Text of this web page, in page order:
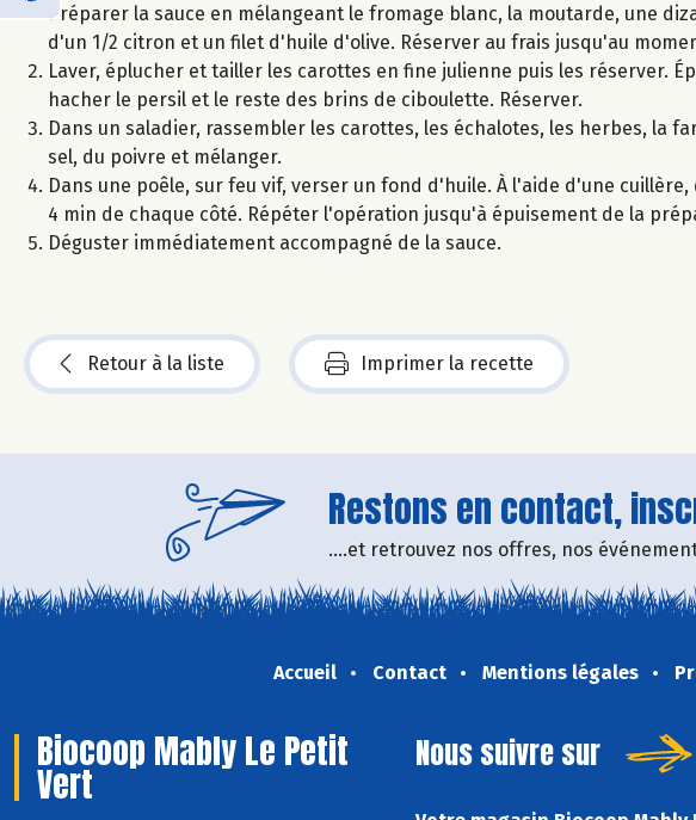
Préparer la sauce en mélangeant le fromage blanc, la moutarde, une
d'un 1/2 citron et un filet d'huile d'olive. Réserver au frais jusqu'au
Laver, éplucher et tailler les carottes en fine julienne puis les réserver.
hacher le persil et le reste des brins de ciboulette. Réserver.
Dans un saladier, rassembler les carottes, les échalotes, les herbes, la
sel, du poivre et mélanger.
Dans une poêle, sur feu vif, verser un fond d'huile. À l'aide d'une
4 min de chaque côté. Répéter l'opération jusqu'à épuisement de la
Déguster immédiatement accompagné de la sauce.
Retour à la liste Imprimer la recette
Restons en contact,
....et retrouvez nos offres, nos
Accueil Contact Mentions légales
Biocoop Mably Le Petit
Vert
Nous suivre sur